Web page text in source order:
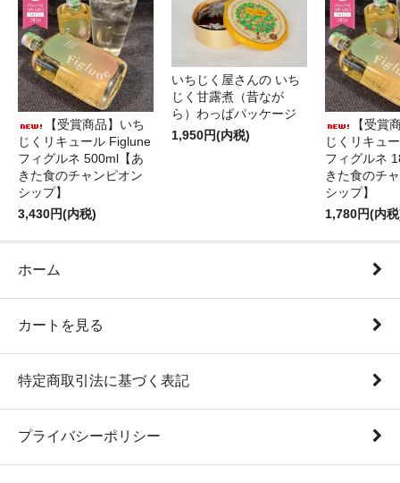
【受賞商品】いち
じくリキュール Figlune
フィグルネ 500ml【あ
きた食のチャンピオン
シップ】
3,430円(内税)
いちじく屋さんの いち
じく甘露煮（昔なが
ら）わっぱパッケージ
1,950円(内税)
【受賞
じくリキュ
フィグルネ
きた食のチ
シップ】
1,780円(内
ホーム
カートを見る
特定商取引法に基づく表記
プライバシーポリシー